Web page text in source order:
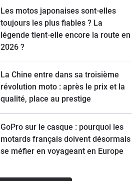
Les motos japonaises sont-elles
toujours les plus fiables ? La
légende tient-elle encore la route en
2026 ?
La Chine entre dans sa troisième
révolution moto : après le prix et la
qualité, place au prestige
GoPro sur le casque : pourquoi les
motards français doivent désormais
se méfier en voyageant en Europe